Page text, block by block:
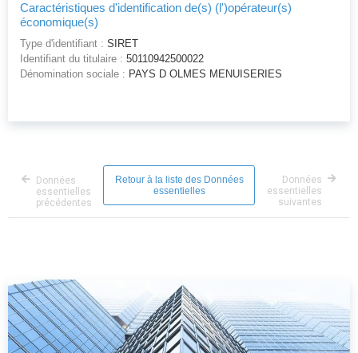
Caractéristiques d'identification de(s) (l')opérateur(s)
économique(s)
Type d'identifiant : SIRET
Identifiant du titulaire : 50110942500022
Dénomination sociale : PAYS D OLMES MENUISERIES
Données
essentielles
précédentes
Retour à la liste des Données
essentielles
Données
essentielles
suivantes